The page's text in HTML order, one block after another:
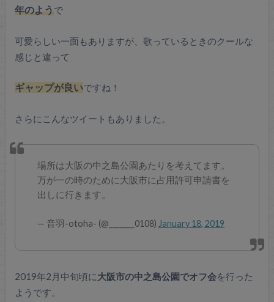
年のようで
可愛らしい一面もありますが、歌っているときのクールな
感じと違って
ギャップが良いですね！
さらにこんなツイートもありました。
場所は大阪の中之島公園あたりを考えてます。
万が一の時のために大阪市に占用許可申請書を
出しに行きます。
— 音羽-otoha- (@_______0108) January 18, 2019
2019年2月中旬頃に大阪市の中之島公園でオフ会を行った
ようです。